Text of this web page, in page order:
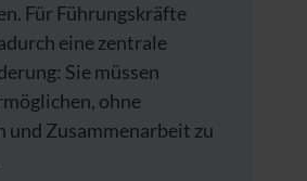
Für Führungskräfte
eine zentrale
Sie müssen
ohne
Zusammenarbeit zu